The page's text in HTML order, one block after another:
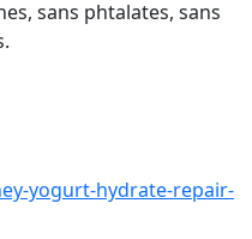
sans phtalates, sans